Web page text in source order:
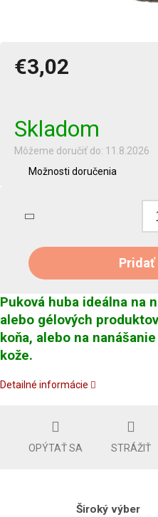
€3,02
Skladom
Môžeme doručiť do: 11.8.2026
Možnosti doručenia
Pridať
Puková huba ideálna na
alebo gélových
koňa, alebo na
kože.
Detailné informácie
OPÝTAŤ SA STRÁŽIŤ
Široký výber